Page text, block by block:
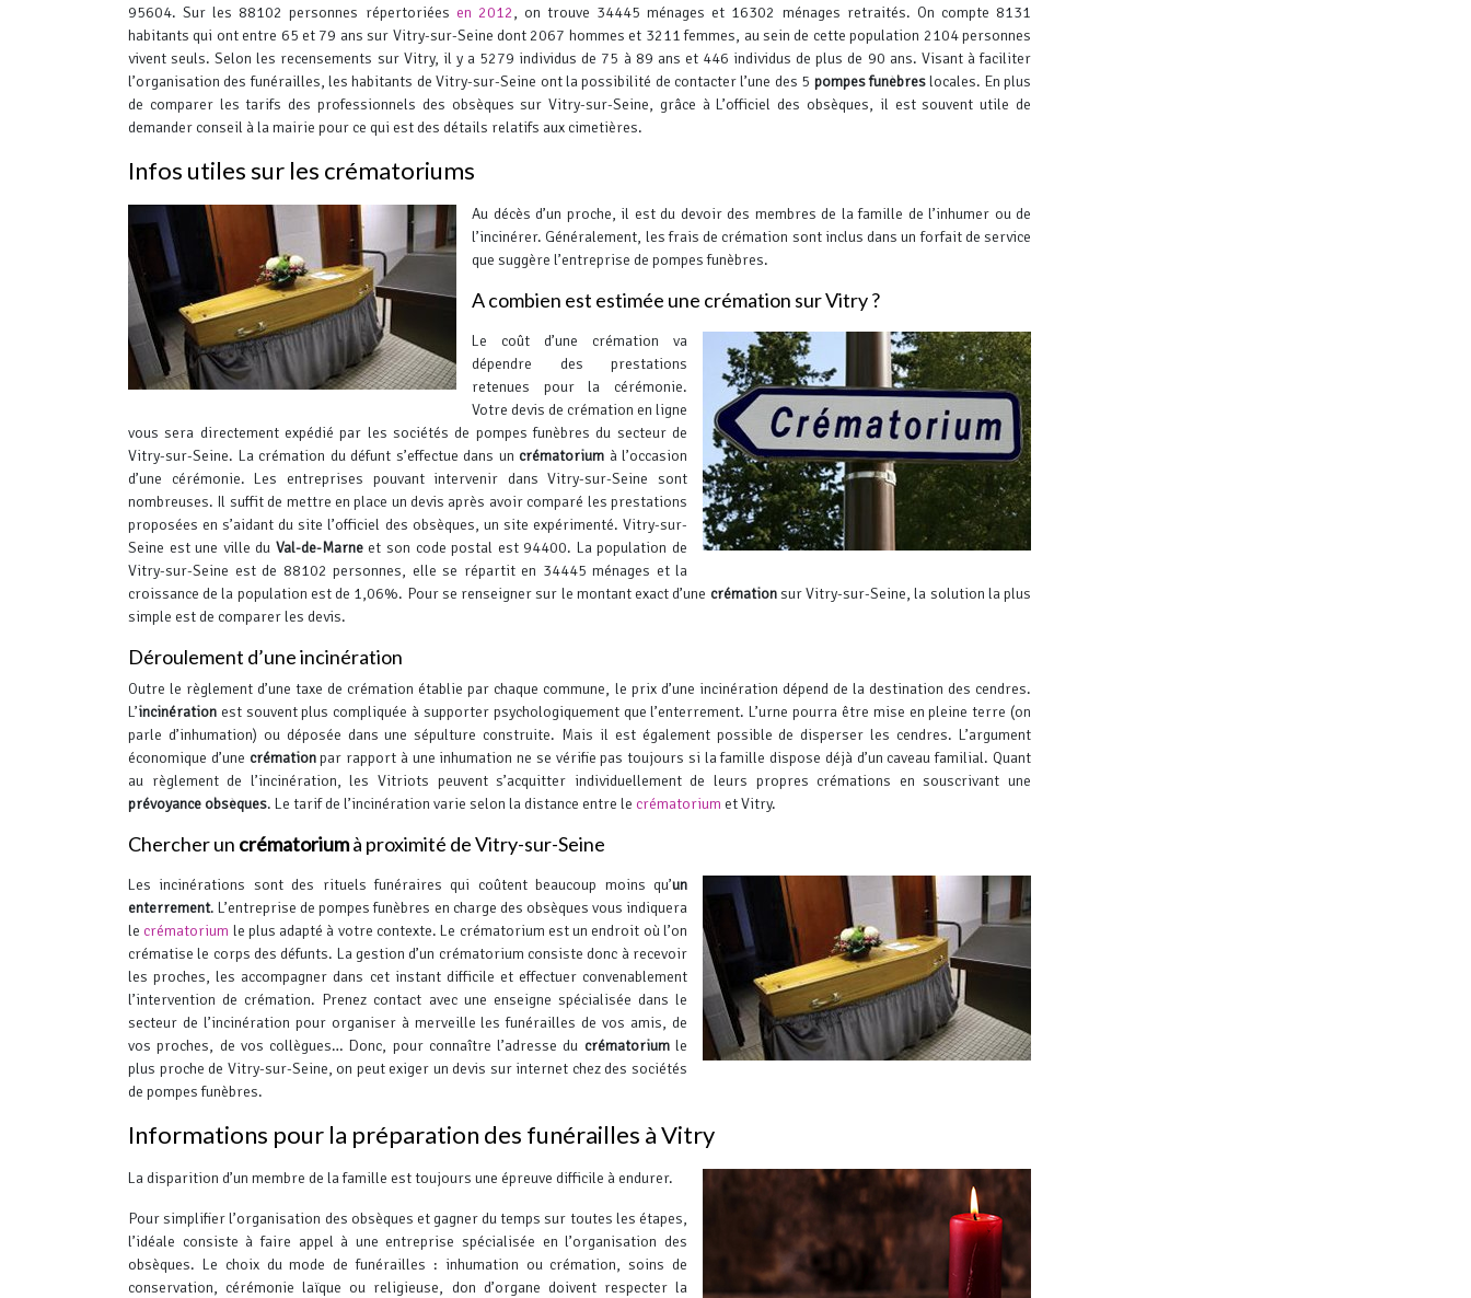
Leaflet OpenStreetMap contributeurs
95604. Sur les 88102 personnes répertoriées en 2012, on trouve 34445 ménages et 16302 ménages retraités. On compte 8131
habitants qui ont entre 65 et 79 ans sur Vitry-sur-Seine dont 2067 hommes et 3211 femmes, au sein de cette population 2104 personnes
vivent seuls. Selon les recensements sur Vitry, il y a 5279 individus de 75 à 89 ans et 446 individus de plus de 90 ans. Visant à faciliter
l’organisation des funérailles, les habitants de Vitry-sur-Seine ont la possibilité de contacter l’une des 5 pompes funèbreslocales. En plus
de comparer les tarifs des professionnels des obsèques sur Vitry-sur-Seine, grâce à L’officiel des obsèques, il est souvent utile de
demander conseil à la mairie pour ce qui est des détails relatifs aux cimetières.
Infos utiles sur les crématoriums
Au décès d’un proche, il est du devoir des membres de la famille de l’inhumer ou de
l’incinérer. Généralement, les frais de crémation sont inclus dans un forfait de service
que suggère l’entreprise de pompes funèbres.
A combien est estimée une crémation sur Vitry ?
Le coût d’une crémation va
dépendre des prestations
retenues pour la cérémonie.
Votre devis de crémation en ligne
vous sera directement expédié par les sociétés de pompes funèbres du secteur de
Vitry-sur-Seine. La crémation du défunt s’effectue dans un crématorium à l’occasion
d’une cérémonie. Les entreprises pouvant intervenir dans Vitry-sur-Seine sont
nombreuses. Il suffit de mettre en place un devis après avoir comparé les prestations
proposées en s’aidant du site l’officiel des obsèques, un site expérimenté. Vitry-sur-
Seine est une ville du Val-de-Marneet son code postal est 94400. La population de
Vitry-sur-Seine est de 88102 personnes, elle se répartit en 34445 ménages et la
croissance de la population est de 1,06%. Pour se renseigner sur le montant exact d’une crémationsur Vitry-sur-Seine, la solution la plus
simple est de comparer les devis.
Déroulement d’une incinération
Outre le règlement d’une taxe de crémation établie par chaque commune, le prix d’une incinération dépend de la destination des cendres.
L’incinération est souvent plus compliquée à supporter psychologiquement que l’enterrement. L’urne pourra être mise en pleine terre (on
parle d’inhumation) ou déposée dans une sépulture construite. Mais il est également possible de disperser les cendres. L’argument
économique d’une crémationpar rapport à une inhumation ne se vérifie pas toujours si la famille dispose déjà d’un caveau familial. Quant
au règlement de l’incinération, les Vitriots peuvent s’acquitter individuellement de leurs propres crémations en souscrivant une
prévoyance obsèques. Le tarif de l’incinération varie selon la distance entre le crématorium et Vitry.
Chercher un crématoriumà proximité de Vitry-sur-Seine
Les incinérations sont des rituels funéraires qui coûtent beaucoup moins qu’un
enterrement. L’entreprise de pompes funèbres en charge des obsèques vous indiquera
le crématorium le plus adapté à votre contexte. Le crématorium est un endroit où l’on
crématise le corps des défunts. La gestion d’un crématorium consiste donc à recevoir
les proches, les accompagner dans cet instant difficile et effectuer convenablement
l’intervention de crémation. Prenez contact avec une enseigne spécialisée dans le
secteur de l’incinération pour organiser à merveille les funérailles de vos amis, de
vos proches, de vos collègues… Donc, pour connaître l’adresse du crématoriumle
plus proche de Vitry-sur-Seine, on peut exiger un devis sur internet chez des sociétés
de pompes funèbres.
Informations pour la préparation des funérailles à Vitry
La disparition d’un membre de la famille est toujours une épreuve difficile à endurer.
Pour simplifier l’organisation des obsèques et gagner du temps sur toutes les étapes,
l’idéale consiste à faire appel à une entreprise spécialisée en l’organisation des
obsèques. Le choix du mode de funérailles : inhumation ou crémation, soins de
conservation, cérémonie laïque ou religieuse, don d’organe doivent respecter la